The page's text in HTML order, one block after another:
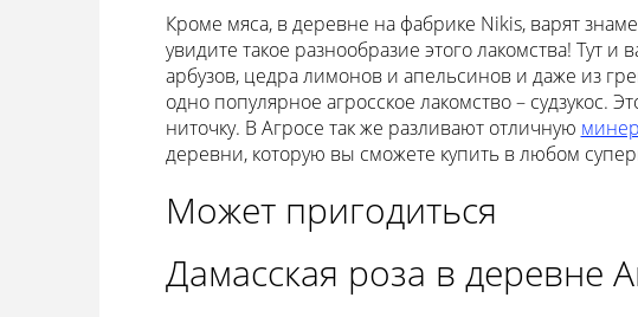
Кроме мяса, в деревне на фабрике Nikis, варят
увидите такое разнообразие этого лакомства! Тут
арбузов, цедра лимонов и апельсинов и даже из
одно популярное агросское лакомство – судзукос.
ниточку. В Агросе так же разливают отличную
деревни, которую вы сможете купить в любом
Может пригодиться
Дамасская роза в деревне